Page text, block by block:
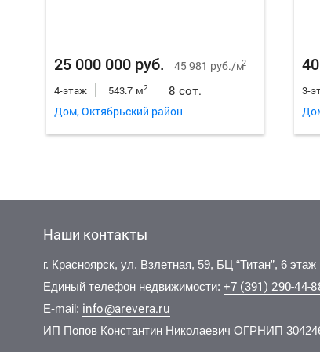
25 000 000 руб. 45 981 руб./м2
4-этаж 543.7 м2 8 сот.
Дом, Октябрьский район
3-
Цена по запросу.
Наши контакты
г. Красноярск, ул. Взлетная, 59, БЦ “Титан”, 6 этаж
Единый телефон недвижимости: +7 (391) 290-44-
E-mail: info@arevera.ru
ИП Попов Константин Николаевич ОГРНИП